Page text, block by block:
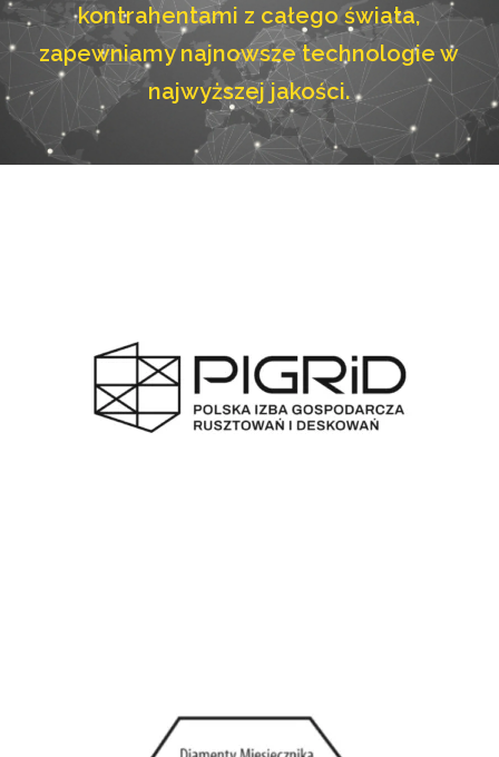
kontrahentami z całego świata,
zapewniamy najnowsze technologie w
najwyższej jakości.